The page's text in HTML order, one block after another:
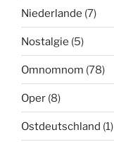
Niederlande (7)
Nostalgie (5)
Omnomnom (78)
Oper (8)
Ostdeutschland (1)